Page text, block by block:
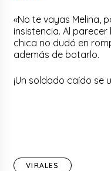
«No te vayas Melina,
insistencia. Al
chica no dudó en
además de botarlo.
¡Un soldado caído se
VIRALES